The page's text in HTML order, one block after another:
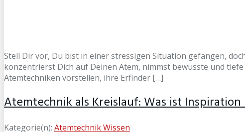
Stell Dir vor, Du bist in einer stressigen Situation gefangen,
konzentrierst Dich auf Deinen Atem, nimmst bewusste und
Atemtechniken vorstellen, ihre Erfinder […]
Atemtechnik als Kreislauf: Was ist
Kategorie(n): Atemtechnik Wissen